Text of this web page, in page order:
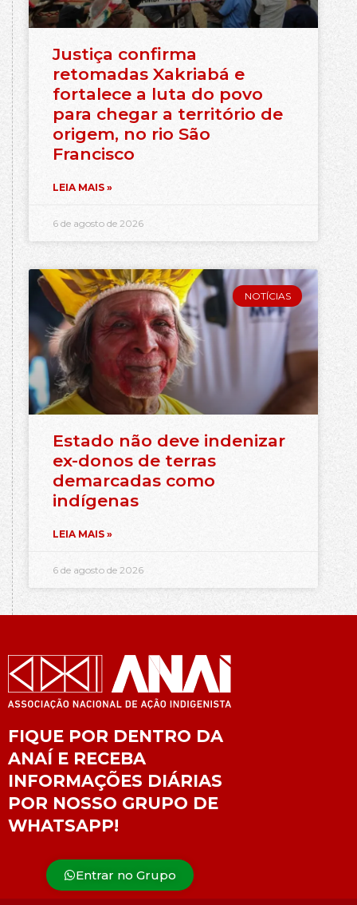
Justiça confirma
retomadas Xakriabá e
fortalece a luta do povo
para chegar a território de
origem, no rio São
Francisco
LEIA MAIS »
6 de agosto de 2026
NOTÍCIAS
Estado não deve indenizar
ex-donos de terras
demarcadas como
indígenas
LEIA MAIS »
6 de agosto de 2026
FIQUE POR DENTRO DA
ANAÍ E RECEBA
INFORMAÇÕES DIÁRIAS
POR NOSSO GRUPO DE
WHATSAPP!
Entrar no Grupo